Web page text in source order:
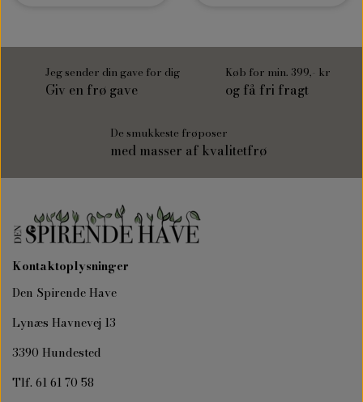
Jeg sender din gave for dig
Giv en frø gave
Køb for min. 399,- kr
og få fri fragt
De smukkeste frøposer
med masser af kvalitetfrø
Kontaktoplysninger
Den Spirende Have
Lynæs Havnevej 13
3390 Hundested
Tlf. 61 61 70 58